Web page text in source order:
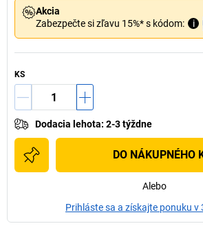
Akcia
Zabezpečte si zľavu 15%* s kódom:
i
KS
Dodacia lehota: 2-3 týždne
DO NÁKUPNÉHO
Alebo
Prihláste sa a získajte ponuku v